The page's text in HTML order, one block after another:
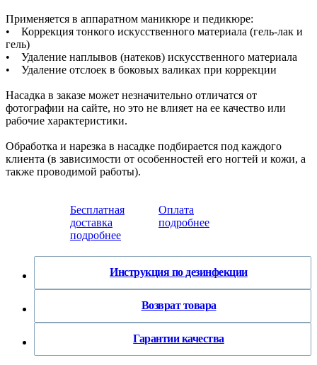
Применяется в аппаратном маникюре и педикюре:
• Коррекция тонкого искусственного материала (гель-лак и
гель)
• Удаление наплывов (натеков) искусственного материала
• Удаление отслоек в боковых валиках при коррекции
Насадка в заказе может незначительно отличатся от
фотографии на сайте, но это не влияет на ее качество или
рабочие характеристики.
Обработка и нарезка в насадке подбирается под каждого
клиента (в зависимости от особенностей его ногтей и кожи, а
также проводимой работы).
Бесплатная
доставка
подробнее
Оплата
подробнее
Инструкция по дезинфекции
Возврат товара
Гарантии качества